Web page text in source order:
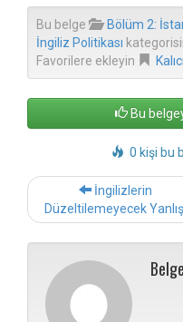
Bu belge
Bölüm 2:
İngiliz Politikası
Favorilere ekleyin
Bu
0 kişi bu
İngilizlerin
Düzeltilemeyecek